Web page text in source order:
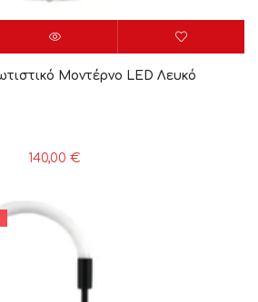
Μοντέρνο LED Λευκό
140,00 €